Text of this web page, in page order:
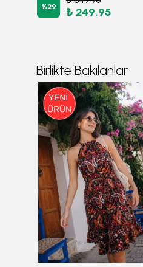
%29 ₺ 249.95
Birlikte Bakılanlar